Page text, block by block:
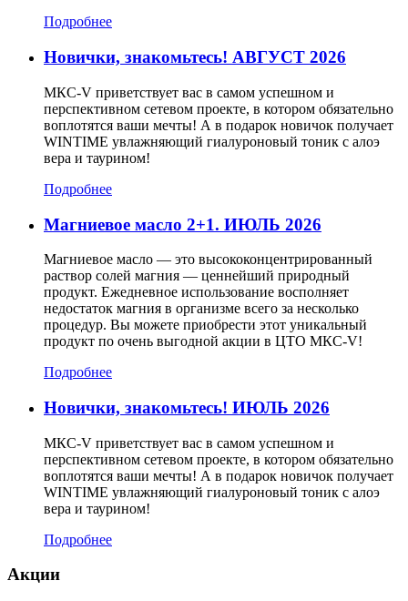
Подробнее
Новички, знакомьтесь! АВГУСТ 2026
МКС-V приветствует вас в самом успешном и
перспективном сетевом проекте, в котором обязательно
воплотятся ваши мечты! А в подарок новичок получает
WINTIME увлажняющий гиалуроновый тоник с алоэ
вера и таурином!
Подробнее
Магниевое масло 2+1. ИЮЛЬ 2026
Магниевое масло — это высококонцентрированный
раствор солей магния — ценнейший природный
продукт. Ежедневное использование восполняет
недостаток магния в организме всего за несколько
процедур. Вы можете приобрести этот уникальный
продукт по очень выгодной акции в ЦТО МКС-V!
Подробнее
Новички, знакомьтесь! ИЮЛЬ 2026
МКС-V приветствует вас в самом успешном и
перспективном сетевом проекте, в котором обязательно
воплотятся ваши мечты! А в подарок новичок получает
WINTIME увлажняющий гиалуроновый тоник с алоэ
вера и таурином!
Подробнее
Акции